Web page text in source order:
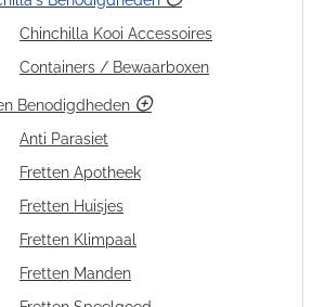
Chinchilla Kooi Accessoires
Containers / Bewaarboxen
Benodigdheden
Anti Parasiet
Fretten Apotheek
Fretten Huisjes
Fretten Klimpaal
Fretten Manden